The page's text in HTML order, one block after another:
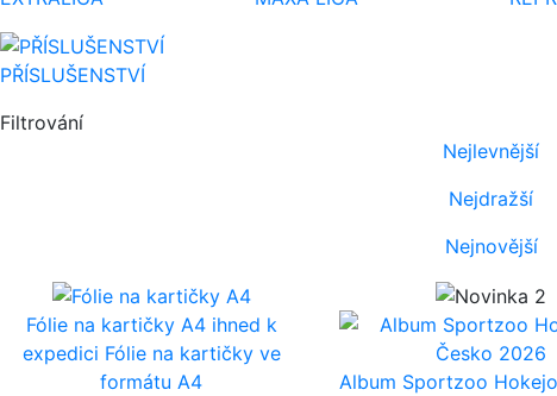
PŘÍSLUŠENSTVÍ
Filtrování
Nejlevnější
Nejdražší
Nejnovější
Fólie na kartičky A4 ihned k
expedici Fólie na kartičky ve
formátu A4
Album Sportzoo